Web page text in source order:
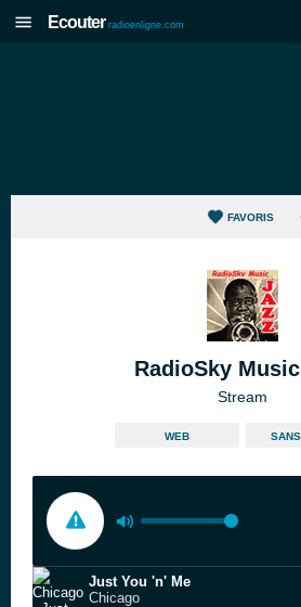
Ecouter radioenligne.com
FAVORIS
RadioSky
Stream
WEB
Just You 'n' Me
Chicago